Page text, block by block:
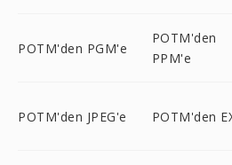
POTM'den PGM'e
POTM'den
PPM'e
POTM'den JPEG'e POTM'den